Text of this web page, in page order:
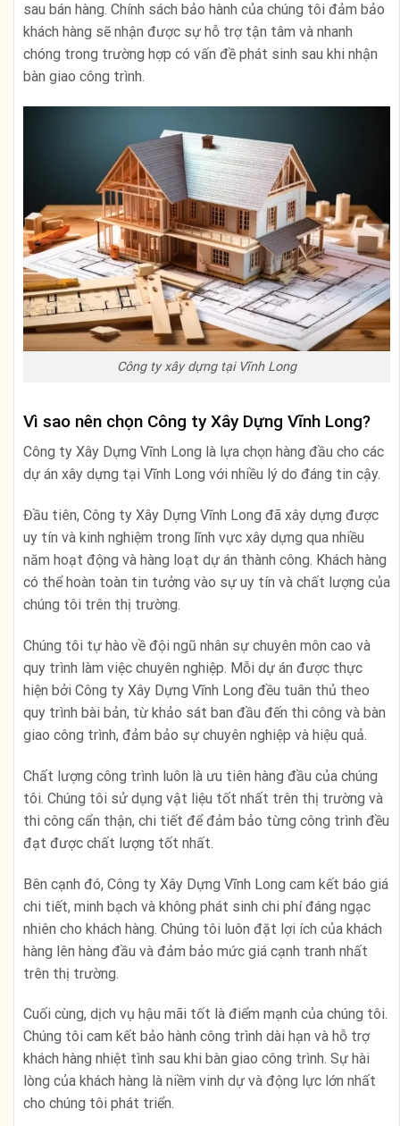
sau bán hàng. Chính sách bảo hành của chúng tôi đảm bảo
khách hàng sẽ nhận được sự hỗ trợ tận tâm và nhanh
chóng trong trường hợp có vấn đề phát sinh sau khi nhận
bàn giao công trình.
Công ty xây dựng tại Vĩnh Long
Vì sao nên chọn Công ty Xây Dựng Vĩnh Long?
Công ty Xây Dựng Vĩnh Long là lựa chọn hàng đầu cho các
dự án xây dựng tại Vĩnh Long với nhiều lý do đáng tin cậy.
Đầu tiên, Công ty Xây Dựng Vĩnh Long đã xây dựng được
uy tín và kinh nghiệm trong lĩnh vực xây dựng qua nhiều
năm hoạt động và hàng loạt dự án thành công. Khách hàng
có thể hoàn toàn tin tưởng vào sự uy tín và chất lượng của
chúng tôi trên thị trường.
Chúng tôi tự hào về đội ngũ nhân sự chuyên môn cao và
quy trình làm việc chuyên nghiệp. Mỗi dự án được thực
hiện bởi Công ty Xây Dựng Vĩnh Long đều tuân thủ theo
quy trình bài bản, từ khảo sát ban đầu đến thi công và bàn
giao công trình, đảm bảo sự chuyên nghiệp và hiệu quả.
Chất lượng công trình luôn là ưu tiên hàng đầu của chúng
tôi. Chúng tôi sử dụng vật liệu tốt nhất trên thị trường và
thi công cẩn thận, chi tiết để đảm bảo từng công trình đều
đạt được chất lượng tốt nhất.
Bên cạnh đó, Công ty Xây Dựng Vĩnh Long cam kết báo giá
chi tiết, minh bạch và không phát sinh chi phí đáng ngạc
nhiên cho khách hàng. Chúng tôi luôn đặt lợi ích của khách
hàng lên hàng đầu và đảm bảo mức giá cạnh tranh nhất
trên thị trường.
Cuối cùng, dịch vụ hậu mãi tốt là điểm mạnh của chúng tôi.
Chúng tôi cam kết bảo hành công trình dài hạn và hỗ trợ
khách hàng nhiệt tình sau khi bàn giao công trình. Sự hài
lòng của khách hàng là niềm vinh dự và động lực lớn nhất
cho chúng tôi phát triển.